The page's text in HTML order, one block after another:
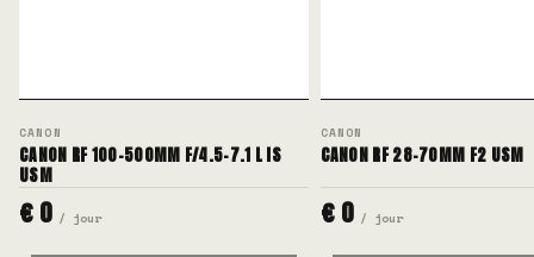
CANON
CANON RF 100-500MM F/4.5-7.1 L IS
USM
€ 0 / jour
CANON
CANON RF 28-70MM F2 USM
€ 0 / jour